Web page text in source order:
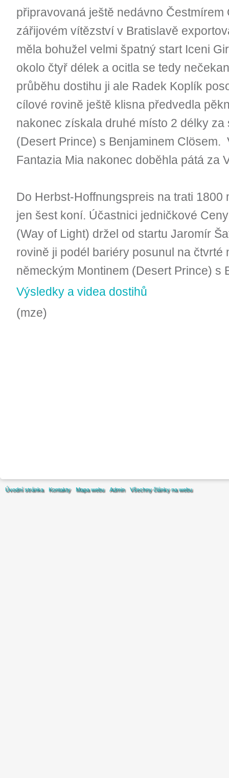
připravovaná ještě nedávno Čestmírem
zářijovém vítězství v Bratislavě
měla bohužel velmi špatný start Iceni
okolo čtyř délek a ocitla se tedy
průběhu dostihu ji ale Radek Koplík
cílové rovině ještě klisna předvedla
nakonec získala druhé místo 2 délky
(Desert Prince) s Benjaminem Clösem.
Fantazia Mia nakonec doběhla pátá za
Do Herbst-Hoffnungspreis na trati 1800
jen šest koní. Účastnici jedničkové
(Way of Light) držel od startu Jaromír
rovině ji podél bariéry posunul na čtvrté
německým Montinem (Desert Prince) s
Výsledky a videa dostihů
(mze)
Úvodní stránka Kontakty Mapa webu Admin Všechny články na webu